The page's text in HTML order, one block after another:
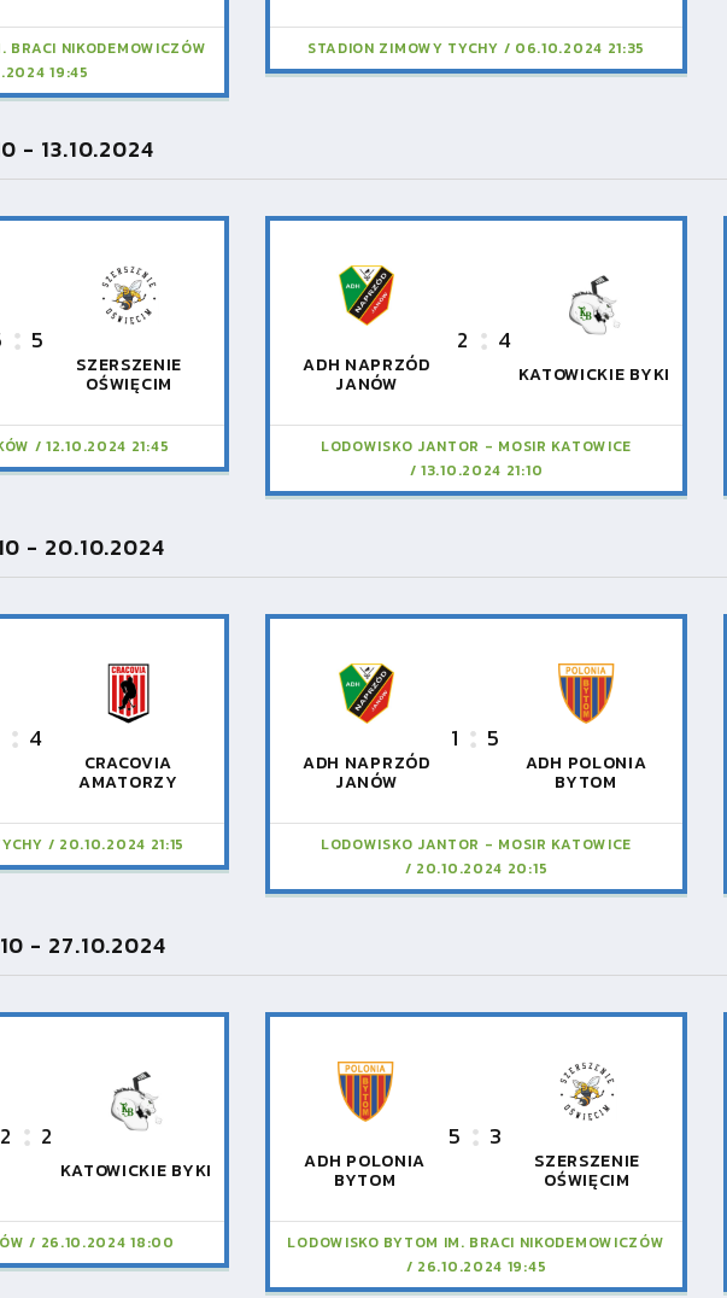
BRACI NIKODEMOWICZÓW
19:45
STADION ZIMOWY TYCHY 06.10.2024 21:35
- 13.10.2024
5
SZERSZENIE
OŚWIĘCIM
12.10.2024 21:45
ADH NAPRZÓD
JANÓW
2 4
KATOWICKIE BYKI
LODOWISKO JANTOR - MOSIR KATOWICE
13.10.2024 21:10
- 20.10.2024
4
CRACOVIA
AMATORZY
20.10.2024 21:15
ADH NAPRZÓD
JANÓW
1 5
ADH POLONIA
BYTOM
LODOWISKO JANTOR - MOSIR KATOWICE
20.10.2024 20:15
- 27.10.2024
2 2
KATOWICKIE BYKI
26.10.2024 18:00
ADH POLONIA
BYTOM
5 3
SZERSZENIE
OŚWIĘCIM
LODOWISKO BYTOM IM. BRACI NIKODEMOWICZÓW
26.10.2024 19:45